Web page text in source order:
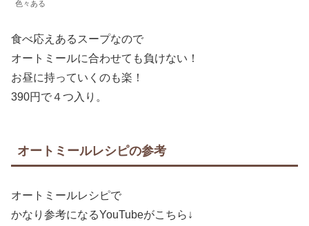
色々ある
食べ応えあるスープなので
オートミールに合わせても負けない！
お昼に持っていくのも楽！
390円で４つ入り。
オートミールレシピの参考
オートミールレシピで
かなり参考になるYouTubeがこちら↓